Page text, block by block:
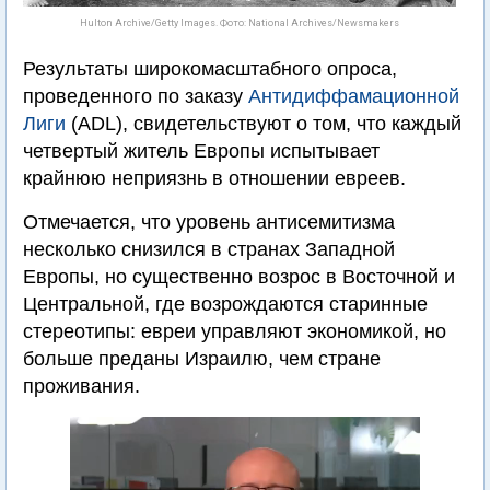
Hulton Archive/Getty Images. Фото: National Archives/Newsmakers
Результаты широкомасштабного опроса,
проведенного по заказу Антидиффамационной
Лиги (ADL), свидетельствуют о том, что каждый
четвертый житель Европы испытывает
крайнюю неприязнь в отношении евреев.
Отмечается, что уровень антисемитизма
несколько снизился в странах Западной
Европы, но существенно возрос в Восточной и
Центральной, где возрождаются старинные
стереотипы: евреи управляют экономикой, но
больше преданы Израилю, чем стране
проживания.